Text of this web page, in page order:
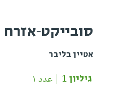
סובייקט-אזרח
אטיין בליבר
גיליון 1 | عدد ١